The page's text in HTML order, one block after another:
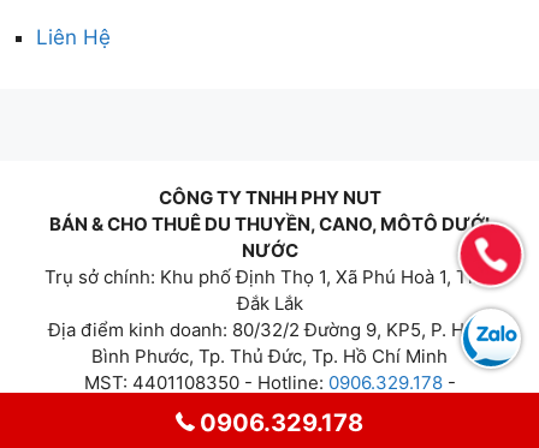
Liên Hệ
CÔNG TY TNHH PHY NUT
BÁN & CHO THUÊ DU THUYỀN, CANO, MÔTÔ DƯỚI
NƯỚC
Trụ sở chính: Khu phố Định Thọ 1, Xã Phú Hoà 1, Tỉnh
Đắk Lắk
Địa điểm kinh doanh: 80/32/2 Đường 9, KP5, P. Hiệp
Bình Phước, Tp. Thủ Đức, Tp. Hồ Chí Minh
MST: 4401108350 - Hotline: 0906.329.178-
0984.049.424
Email:phynutvn@gmail.com
0906.329.178